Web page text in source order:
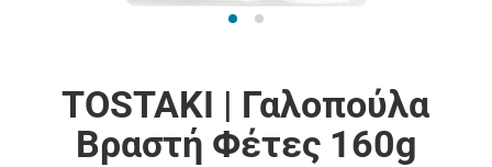
TOSTAKI | Γαλοπούλα
Βραστή Φέτες 160g